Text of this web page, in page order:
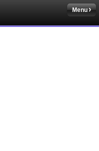
Menu
북5